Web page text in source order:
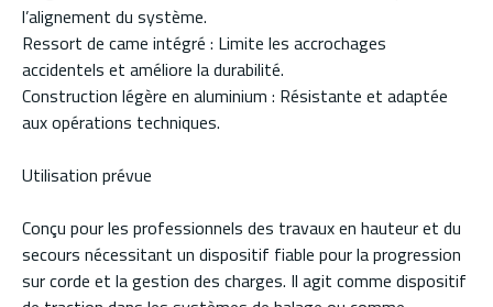
l’alignement du système.
Ressort de came intégré : Limite les accrochages
accidentels et améliore la durabilité.
Construction légère en aluminium : Résistante et adaptée
aux opérations techniques.
Utilisation prévue
Conçu pour les professionnels des travaux en hauteur et du
secours nécessitant un dispositif fiable pour la progression
sur corde et la gestion des charges. Il agit comme dispositif